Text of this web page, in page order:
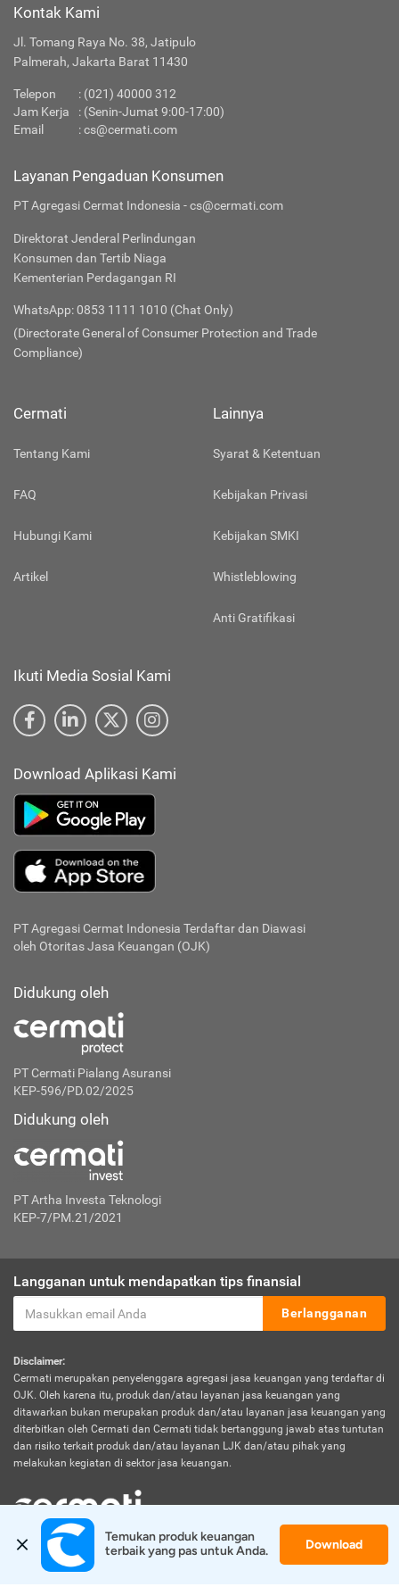
Kontak Kami
Jl. Tomang Raya No. 38, Jatipulo
Palmerah, Jakarta Barat 11430
Telepon : (021) 40000 312
Jam Kerja
: (Senin-Jumat 9:00-17:00)
Email
:cs@cermati.com
Layanan Pengaduan Konsumen
PT Agregasi Cermat Indonesia - cs@cermati.com
Direktorat Jenderal Perlindungan
Konsumen dan Tertib Niaga
Kementerian Perdagangan RI
WhatsApp: 0853 1111 1010 (Chat Only)
(Directorate General of Consumer Protection and Trade
Compliance)
Cermati
Tentang Kami
FAQ
Hubungi Kami
Artikel
Lainnya
Syarat & Ketentuan
Kebijakan Privasi
Kebijakan SMKI
Whistleblowing
Anti Gratifikasi
Ikuti Media Sosial Kami
Download Aplikasi Kami
PT Agregasi Cermat Indonesia Terdaftar dan Diawasi
oleh Otoritas Jasa Keuangan (OJK)
Didukung oleh
PT Cermati Pialang Asuransi
KEP-596/PD.02/2025
Didukung oleh
PT Artha Investa Teknologi
KEP-7/PM.21/2021
Langganan untuk mendapatkan tips finansial
Berlangganan
Disclaimer:
Cermati merupakan penyelenggara agregasi jasa keuangan yang terdaftar di
OJK. Oleh karena itu, produk dan/atau layanan jasa keuangan yang
ditawarkan bukan merupakan produk dan/atau layanan jasa keuangan yang
diterbitkan oleh Cermati dan Cermati tidak bertanggung jawab atas tuntutan
dan risiko terkait produk dan/atau layanan LJK dan/atau pihak yang
melakukan kegiatan di sektor jasa keuangan.
© 2026 Cermati. All Rights Reserved.
Temukan produk keuangan
terbaik yang pas untuk Anda.
Download